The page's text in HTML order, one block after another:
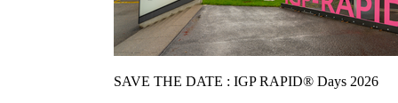
SAVE THE DATE : IGP RAPID® Days 2026